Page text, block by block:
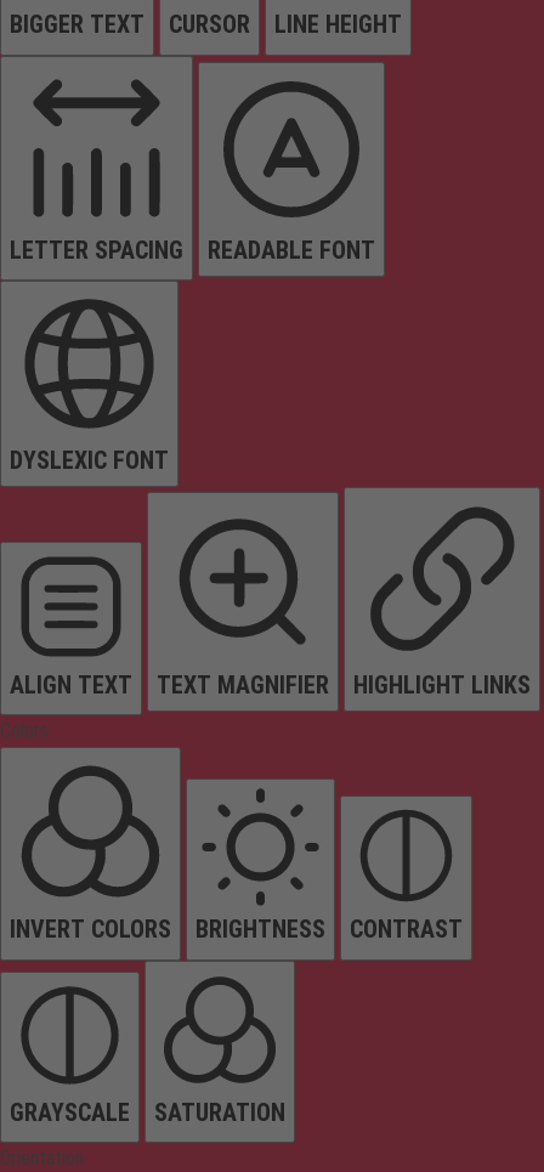
BIGGER TEXT CURSOR LINE HEIGHT
LETTER SPACING READABLE FONT
DYSLEXIC FONT
ALIGN TEXT TEXT MAGNIFIER HIGHLIGHT LINKS
Colors
INVERT COLORS BRIGHTNESS CONTRAST
GRAYSCALE SATURATION
Orientation